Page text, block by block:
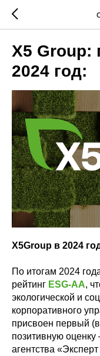
X5 Group:
2024 год:
X5Group в 2024
По итогам 2024
рейтинг ESG-AA,
экологической и
корпоративного
присвоен первый
позитивную
агентства